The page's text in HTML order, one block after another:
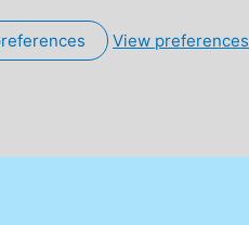
View preferences